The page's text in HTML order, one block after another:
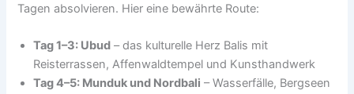
Tagen absolvieren. Hier eine bewährte Route:
Tag 1–3: Ubud – das kulturelle Herz Balis mit
Reisterrassen, Affenwaldtempel und Kunsthandwerk
Tag 4–5: Munduk und Nordbali – Wasserfälle, Bergseen